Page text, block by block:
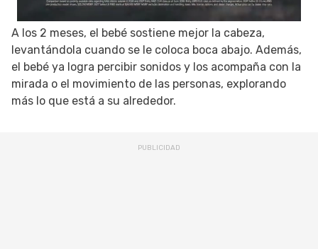
A los 2 meses, el bebé sostiene mejor la cabeza,
levantándola cuando se le coloca boca abajo. Además,
el bebé ya logra percibir sonidos y los acompaña con la
mirada o el movimiento de las personas, explorando
más lo que está a su alrededor.